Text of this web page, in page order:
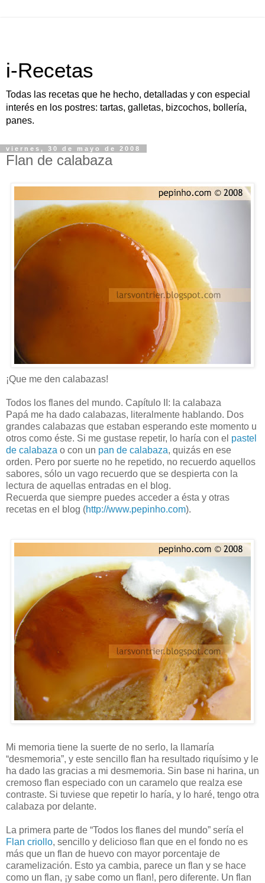
i-Recetas
Todas las recetas que he hecho, detalladas y con especial
interés en los postres: tartas, galletas, bizcochos, bollería,
panes.
viernes, 30 de mayo de 2008
Flan de calabaza
¡Que me den calabazas!
Todos los flanes del mundo. Capítulo II: la calabaza
Papá me ha dado calabazas, literalmente hablando. Dos
grandes calabazas que estaban esperando este momento u
otros como éste. Si me gustase repetir, lo haría con el pastel
de calabaza o con un pan de calabaza, quizás en ese
orden. Pero por suerte no he repetido, no recuerdo aquellos
sabores, sólo un vago recuerdo que se despierta con la
lectura de aquellas entradas en el blog.
Recuerda que siempre puedes acceder a ésta y otras
recetas en el blog (http://www.pepinho.com).
Mi memoria tiene la suerte de no serlo, la llamaría
“desmemoria”, y este sencillo flan ha resultado riquísimo y le
ha dado las gracias a mi desmemoria. Sin base ni harina, un
cremoso flan especiado con un caramelo que realza ese
contraste. Si tuviese que repetir lo haría, y lo haré, tengo otra
calabaza por delante.
La primera parte de “Todos los flanes del mundo” sería el
Flan criollo, sencillo y delicioso flan que en el fondo no es
más que un flan de huevo con mayor porcentaje de
caramelización. Esto ya cambia, parece un flan y se hace
como un flan, ¡y sabe como un flan!, pero diferente. Un flan